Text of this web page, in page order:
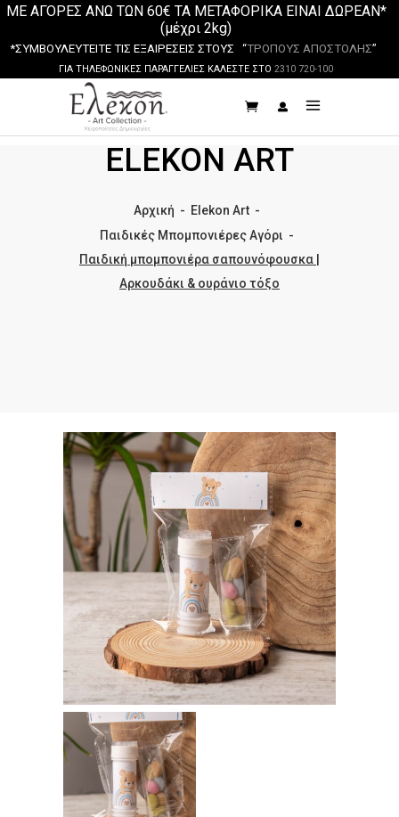
ΜΕ ΑΓΟΡΕΣ ΑΝΩ ΤΩΝ 60€ ΤΑ ΜΕΤΑΦΟΡΙΚΑ ΕΙΝΑΙ ΔΩΡΕΑΝ*
(μέχρι 2kg)
*ΣΥΜΒΟΥΛΕΥΤΕΙΤΕ ΤΙΣ ΕΞΑΙΡΕΣΕΙΣ ΣΤΟΥΣ “ΤΡΟΠΟΥΣ ΑΠΟΣΤΟΛΗΣ”
ΓΙΑ ΤΗΛΕΦΩΝΙΚΕΣ ΠΑΡΑΓΓΕΛΙΕΣ ΚΑΛΕΣΤΕ ΣΤΟ 2310 720-100
ELEKON ART
Αρχική - Elekon Art -
Παιδικές Μπομπονιέρες Αγόρι -
Παιδική μπομπονιέρα σαπουνόφουσκα |
Αρκουδάκι & ουράνιο τόξο